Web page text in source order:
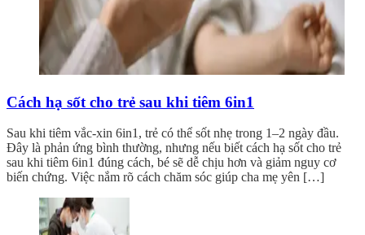
Cách hạ sốt cho trẻ sau khi tiêm 6in1
Sau khi tiêm vắc-xin 6in1, trẻ có thể sốt nhẹ trong 1–2 ngày đầu.
Đây là phản ứng bình thường, nhưng nếu biết cách hạ sốt cho trẻ
sau khi tiêm 6in1 đúng cách, bé sẽ dễ chịu hơn và giảm nguy cơ
biến chứng. Việc nắm rõ cách chăm sóc giúp cha mẹ yên […]